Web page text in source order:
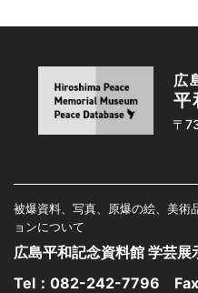
広
平
〒
被爆資料、写真、原爆の絵、美術
ョンについて
広島平和記念資料館 学芸展
Tel： 082-242-7796